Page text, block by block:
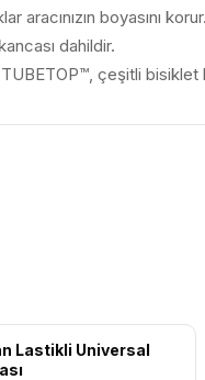
aracınızın boyasını korur.
dahildir.
çeşitli bisiklet
Lastikli Universal